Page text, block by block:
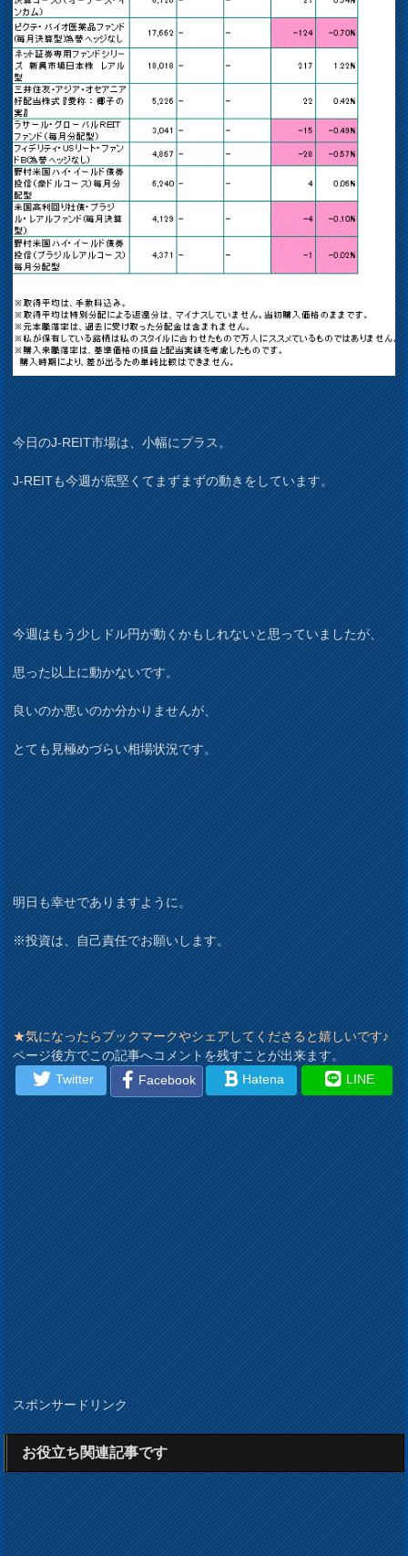
今日のJ-REIT市場は、小幅にプラス。
J-REITも今週が底堅くてまずまずの動きをしています。
今週はもう少しドル円が動くかもしれないと思っていましたが、
思った以上に動かないです。
良いのか悪いのか分かりませんが、
とても見極めづらい相場状況です。
明日も幸せでありますように。
※投資は、自己責任でお願いします。
★気になったらブックマークやシェアしてくださると嬉しいです♪
ページ後方でこの記事へコメントを残すことが出来ます。
Twitter
Facebook Hatena LINE
スポンサードリンク
お役立ち関連記事です